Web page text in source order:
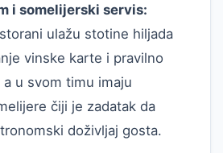
i somelijerski servis:
ulažu stotine hiljada
vinske karte i pravilno
u svom timu imaju
čiji je zadatak da
doživljaj gosta.